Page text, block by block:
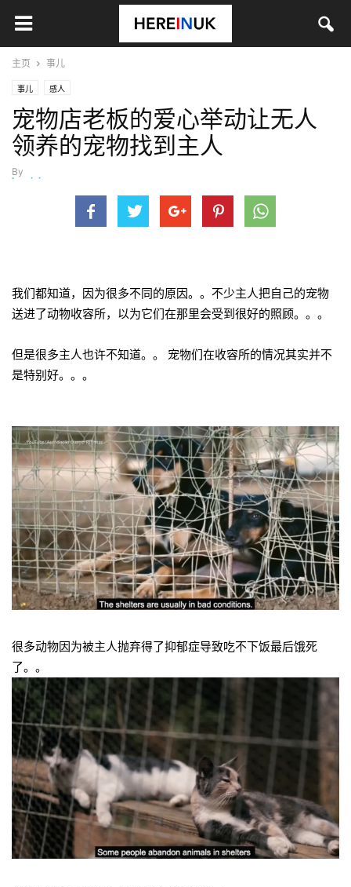
主页 事儿
事儿 感人
宠物店老板的爱心举动让无人
领养的宠物找到主人
By
luoxixi
我们都知道，因为很多不同的原因。。不少主人把自己的宠物
送进了动物收容所，以为它们在那里会受到很好的照顾。。。
但是很多主人也许不知道。。 宠物们在收容所的情况其实并不
是特别好。。。
很多动物因为被主人抛弃得了抑郁症导致吃不下饭最后饿死
了。。